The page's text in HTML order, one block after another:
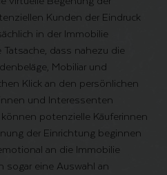
Kunden der Eindruck
in der Immobilie
dass nahezu die
Mobiliar und
Klick an den persönlichen
und Interessenten
potenzielle Käuferinnen
der Einrichtung beginnen
an die Immobilie
sogar eine Auswahl an